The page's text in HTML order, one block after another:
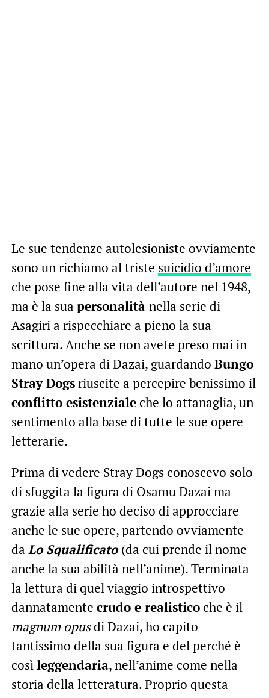
Le sue tendenze autolesioniste ovviamente
sono un richiamo al triste suicidio d’amore
che pose fine alla vita dell’autore nel 1948,
ma è la sua personalità nella serie di
Asagiri a rispecchiare a pieno la sua
scrittura. Anche se non avete preso mai in
mano un’opera di Dazai, guardando Bungo
Stray Dogsriuscite a percepire benissimo il
conflitto esistenzialeche lo attanaglia, un
sentimento alla base di tutte le sue opere
letterarie.
Prima di vedere Stray Dogs conoscevo solo
di sfuggita la figura di Osamu Dazai ma
grazie alla serie ho deciso di approcciare
anche le sue opere, partendo ovviamente
da Lo Squalificato(da cui prende il nome
anche la sua abilità nell’anime). Terminata
la lettura di quel viaggio introspettivo
dannatamente crudo e realisticoche è il
magnum opusdi Dazai, ho capito
tantissimo della sua figura e del perché è
così leggendaria, nell’anime come nella
storia della letteratura. Proprio questa